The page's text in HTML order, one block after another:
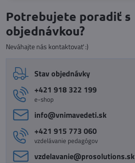
Potrebujete poradiť s
objednávkou?
Neváhajte nás kontaktovať :)
Stav objednávky
+421 918 322 199
e-shop
info​@vnimavedeti​.sk
+421 915 773 060
vzdelávanie pedagógov
vzdelavanie​@prosolutions​.sk